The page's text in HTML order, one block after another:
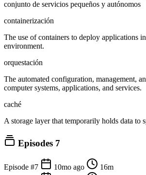
conjunto de servicios pequeños y autónomos
containerización
The use of containers to deploy applications
environment.
orquestación
The automated configuration, management,
computer systems, applications, and services.
caché
A storage layer that temporarily holds data to
Episodes 7
Episode #7 10mo ago
16m